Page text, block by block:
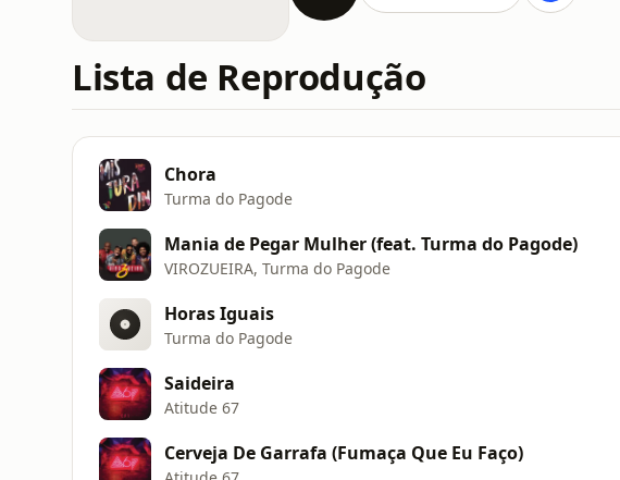
Lista de Reprodução
Chora
Turma do Pagode
Mania de Pegar Mulher (feat. Turma do Pagode)
VIROZUEIRA, Turma do Pagode
Horas Iguais
Turma do Pagode
Saideira
Atitude 67
Cerveja De Garrafa (Fumaça Que Eu Faço)